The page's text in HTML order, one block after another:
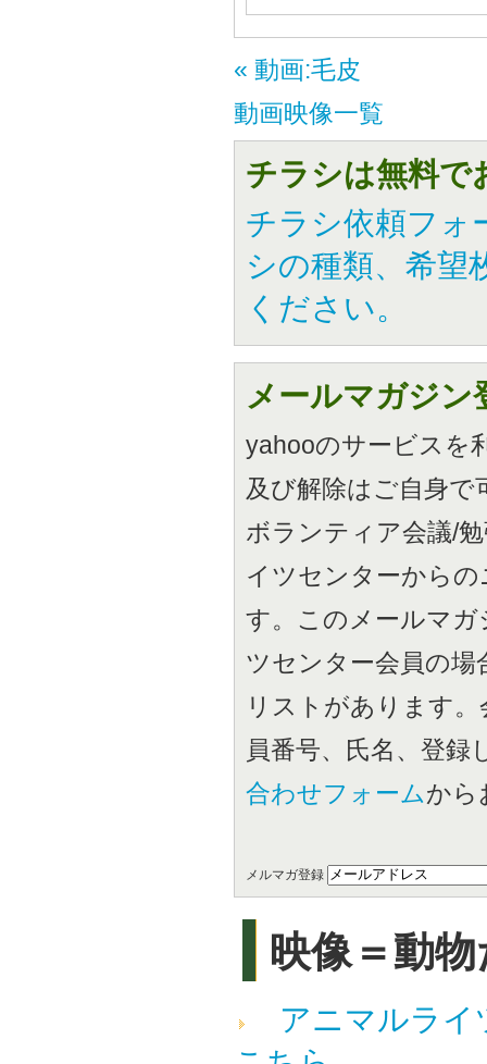
« 動画:毛皮
動画映像一覧
チラシは無料で
チラシ依頼フォ
シの種類、希望
ください。
メールマガジン
yahooのサービスを
及び解除はご自身で
ボランティア会議/
イツセンターから
す。このメールマ
ツセンター会員の場
リストがあります
員番号、氏名、登
合わせフォームから
メルマガ登録
映像＝動
アニマルライ